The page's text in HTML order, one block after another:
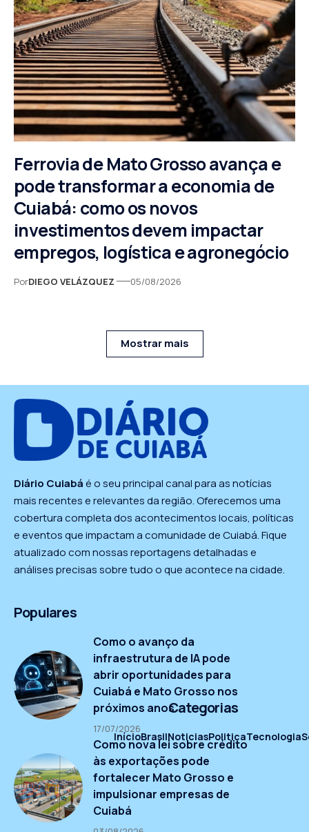
Ferrovia de Mato Grosso avança e
pode transformar a economia de
Cuiabá: como os novos
investimentos devem impactar
empregos, logística e agronegócio
PorDIEGO VELÁZQUEZ 05/08/2026
Mostrar mais
Diário Cuiabáé o seu principal canal para as notícias
mais recentes e relevantes da região. Oferecemos uma
cobertura completa dos acontecimentos locais, políticas
e eventos que impactam a comunidade de Cuiabá. Fique
atualizado com nossas reportagens detalhadas e
análises precisas sobre tudo o que acontece na cidade.
Populares
Como o avanço da
infraestrutura de IA pode
abrir oportunidades para
Cuiabá e Mato Grosso nos
próximos anos
17/07/2026
Como nova lei sobre crédito
às exportações pode
fortalecer Mato Grosso e
impulsionar empresas de
Cuiabá
Categorias
InícioBrasilNoticiasPoliticaTecnologia